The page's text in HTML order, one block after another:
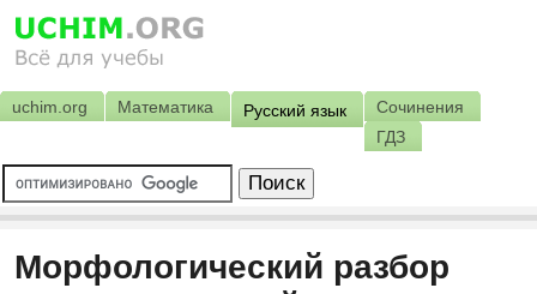
uchim.org Математика Русский язык
Сочинения
ГДЗ
Морфологический разбор